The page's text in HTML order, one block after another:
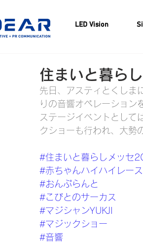
LED Vision
住まいと暮ら
先日、アスティとくしま
りの音響オペレーション
ステージイベントとして
クショーも行われ、大勢
#住まいと暮らしメッセ
#赤ちゃんハイハイレース
#おんぷらんと
#こびとのサーカス
#マジシャンYUKJI
#マジックショー
#音響